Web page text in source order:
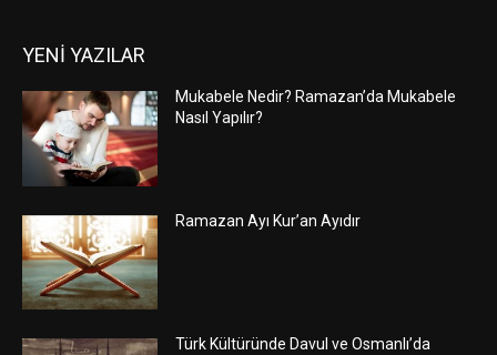
YENİ YAZILAR
Mukabele Nedir? Ramazan’da Mukabele
Nasıl Yapılır?
Ramazan Ayı Kur’an Ayıdır
Türk Kültüründe Davul ve Osmanlı’da